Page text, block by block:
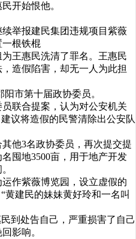
开始恨他。
举报建民集团违规项目紫薇
根铁棍
王惠民洗清了罪名。王惠民
造假陷害，却无一人为此担
市第十届政协委员。
联合提案，认为对公安机关
议将造假的民警清除出公安队
他3名政协委员，再次提交提
囤地3500亩，用于地产开发
作紫薇博览园，设立虚假的
黄建民的妹妹黄好玲和一名叫
到处告自己，严重损害了自己
影响。